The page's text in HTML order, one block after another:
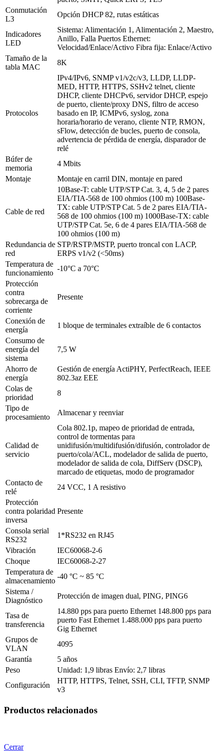
Conmutación
L3
Opción DHCP 82, rutas estáticas
Indicadores
LED
Sistema: Alimentación 1, Alimentación 2, Maestro,
Anillo, Falla Puertos Ethernet:
Velocidad/Enlace/Activo Fibra fija: Enlace/Activo
Tamaño de la
tabla MAC
8K
Protocolos
IPv4/IPv6, SNMP v1/v2c/v3, LLDP, LLDP-
MED, HTTP, HTTPS, SSHv2 telnet, cliente
DHCP, cliente DHCPv6, servidor DHCP, espejo
de puerto, cliente/proxy DNS, filtro de acceso
basado en IP, ICMPv6, syslog, zona
horaria/horario de verano, cliente NTP, RMON,
sFlow, detección de bucles, puerto de consola,
advertencia de pérdida de energía, disparador de
relé
Búfer de
memoria
4 Mbits
Montaje
Montaje en carril DIN, montaje en pared
Cable de red
10Base-T: cable UTP/STP Cat. 3, 4, 5 de 2 pares
EIA/TIA-568 de 100 ohmios (100 m) 100Base-
TX: cable UTP/STP Cat. 5 de 2 pares EIA/TIA-
568 de 100 ohmios (100 m) 1000Base-TX: cable
UTP/STP Cat. 5e, 6 de 4 pares EIA/TIA-568 de
100 ohmios (100 m)
Redundancia de
red
STP/RSTP/MSTP, puerto troncal con LACP,
ERPS v1/v2 (<50ms)
Temperatura de
funcionamiento
-10°C a 70°C
Protección
contra
sobrecarga de
corriente
Presente
Conexión de
energía
1 bloque de terminales extraíble de 6 contactos
Consumo de
energía del
sistema
7,5 W
Ahorro de
energía
Gestión de energía ActiPHY, PerfectReach, IEEE
802.3az EEE
Colas de
prioridad
8
Tipo de
procesamiento
Almacenar y reenviar
Calidad de
servicio
Cola 802.1p, mapeo de prioridad de entrada,
control de tormentas para
unidifusión/multidifusión/difusión, controlador de
puerto/cola/ACL, modelador de salida de puerto,
modelador de salida de cola, DiffServ (DSCP),
marcado de etiquetas, modo de programador
Contacto de
relé
24 VCC, 1 A resistivo
Protección
contra polaridad
inversa
Presente
Consola serial
RS232
1*RS232 en RJ45
Vibración
IEC60068-2-6
Choque
IEC60068-2-27
Temperatura de
almacenamiento
-40 °C ~ 85 °C
Sistema /
Diagnóstico
Protección de imagen dual, PING, PING6
Tasa de
transferencia
14.880 pps para puerto Ethernet 148.800 pps para
puerto Fast Ethernet 1.488.000 pps para puerto
Gig Ethernet
Grupos de
VLAN
4095
Garantía
5 años
Peso
Unidad: 1,9 libras Envío: 2,7 libras
Configuración
HTTP, HTTPS, Telnet, SSH, CLI, TFTP, SNMP
v3
Productos relacionados
Cerrar